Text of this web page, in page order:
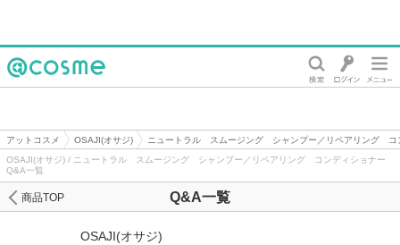
アットコスメ OSAJI(オサジ)
ニュートラル スムージング シャンプー／リペアリング コ
OSAJI(オサジ) / ニュートラル スムージング シャンプー／リペアリング コンディショナー
Q&A一覧
Q&A一覧
商品TOP
OSAJI(オサジ)